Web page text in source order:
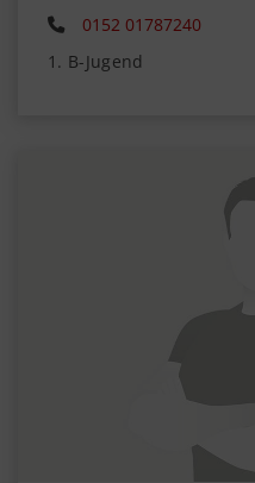
0152 01787240
1. B-Jugend